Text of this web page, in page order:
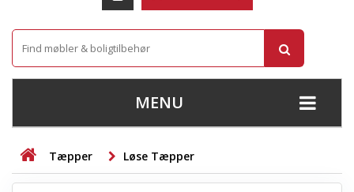
MENU
+
STUE
Tæpper Løse Tæpper